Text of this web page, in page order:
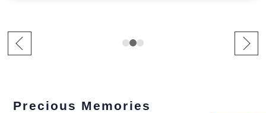
Precious Memories